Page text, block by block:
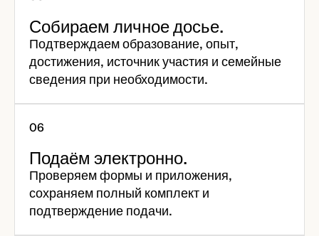
Собираем личное досье.
Подтверждаем образование, опыт,
достижения, источник участия и семейные
сведения при необходимости.
Подаём электронно.
Проверяем формы и приложения,
сохраняем полный комплект и
подтверждение подачи.